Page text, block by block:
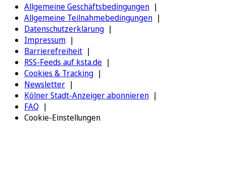
Allgemeine Geschäftsbedingungen
Allgemeine Teilnahmebedingungen
Datenschutzerklärung
Impressum
Barrierefreiheit
RSS-Feeds auf ksta.de
Cookies & Tracking
Newsletter
Kölner Stadt-Anzeiger abonnieren
FAQ
Cookie-Einstellungen